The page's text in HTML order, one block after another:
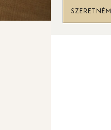
SZERETNÉM